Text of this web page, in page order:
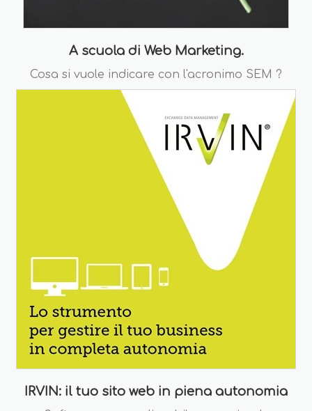
A scuola di Web Marketing.
Cosa si vuole indicare con l'acronimo SEM ?
IRVIN: il tuo sito web in piena autonomia